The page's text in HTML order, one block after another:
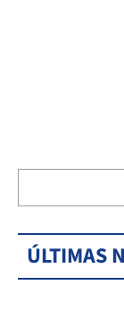
ÚLTIMAS